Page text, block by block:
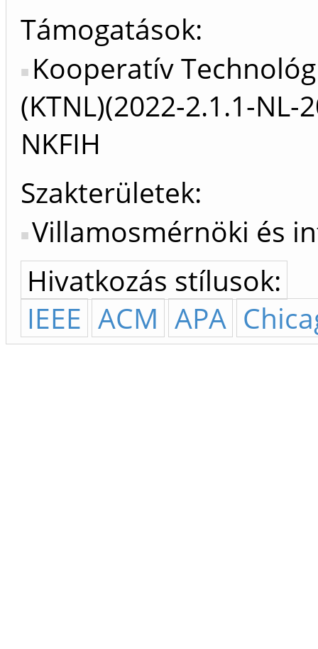
Támogatások:
Kooperatív
(KTNL)(2022-2.1.1-
NKFIH
Szakterületek:
Villamosmérnöki és
Hivatkozás stílusok:
IEEE ACM APA